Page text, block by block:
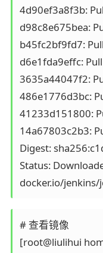
4d90ef3a8f3b:
d98c8e675bea:
b45fc2bf9fd7:
d6e1fda9effc:
3635a44047f2:
486e1776d3bc:
41233d151800:
14a67803c2b3:
Digest:
Status:
# 查看镜像
[root@liulihui